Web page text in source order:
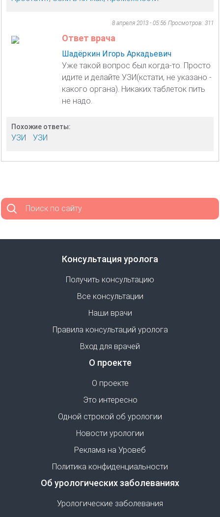
8 апреля 2013 - 05:56 Просмотров: 311
Ответ врача
Шадёркин Игорь Аркадьевич
Уже такой вопрос был когда-то. Просто
идите и делайте УЗИ(кстати, не указано -
какого органа). Никаких таблеток пить
не надо.
Похожие ответы:
УЗИ УЗИ
Поиск по сайту
Консультация уролога
Получить консультацию
Все консультации
Наши врачи
Правила консультаций уролога
Вход для врачей
О проекте
О проекте
Это интересно
Одной строкой об урологии
Новости урологии
Реклама на Уровеб
Политика конфиденциальности
Об урологических заболеваниях
Урологические заболевания